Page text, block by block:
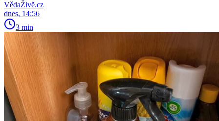
VědaŽivě.cz
dnes, 14:56
3 min